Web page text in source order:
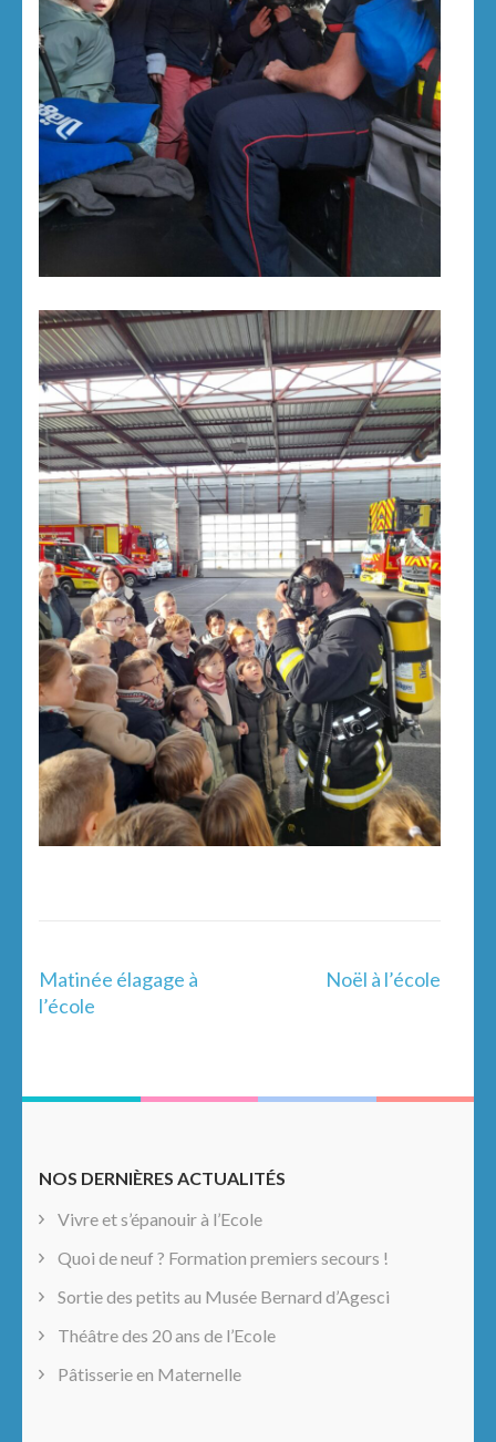
Navigation
de
Matinée élagage à
l’école
Noël à l’école
NOS DERNIÈRES ACTUALITÉS
Vivre et s’épanouir à l’Ecole
Quoi de neuf ? Formation premiers secours !
Sortie des petits au Musée Bernard d’Agesci
Théâtre des 20 ans de l’Ecole
Pâtisserie en Maternelle